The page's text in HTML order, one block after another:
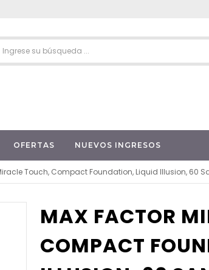
OFERTAS NUEVOS INGRESOS
Touch, Compact Foundation, Liquid Illusion, 60
MAX FACTOR
COMPACT